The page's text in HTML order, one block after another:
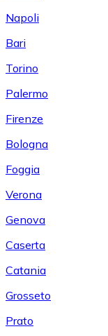
Napoli
Bari
Torino
Palermo
Firenze
Bologna
Foggia
Verona
Genova
Caserta
Catania
Grosseto
Prato